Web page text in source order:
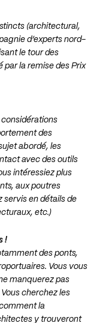
(architectural,
d’experts nord-
le tour des
par la remise des Prix
des
abordé, les
avec des outils
intéressiez plus
aux poutres
servis en détails de
etc.)
!
des ponts,
Vous vous
manquerez pas
cherchez les
la
y trouveront